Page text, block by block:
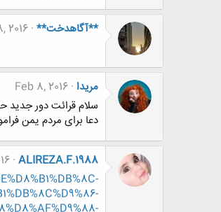
**آگاهدخت** 2016
مریدا Feb 8, 2016
سلام قرائت دور جدید
دعا برای مردم یمن
ALIREZA.F.1988